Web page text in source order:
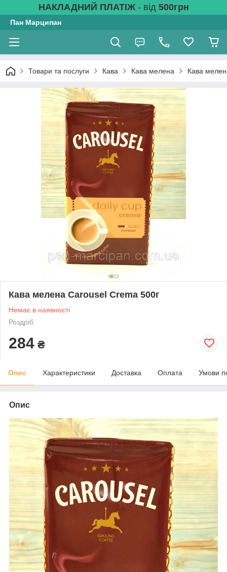
НАКЛАДНИЙ ПЛАТІЖ- від 500грн
Пан Марципан
Товари та послуги Кава Кава мелена Кава
Кава мелена Carousel Crema 500г
Немає в наявності
Роздріб
284 ₴
Опис Характеристики Доставка Оплата Умови
Опис